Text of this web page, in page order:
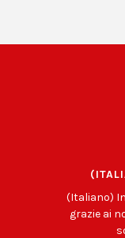
(Italiano)
grazie ai